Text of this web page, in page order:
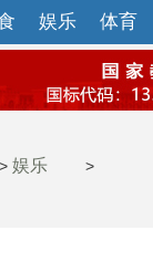
娱乐 体育
> 娱乐 >